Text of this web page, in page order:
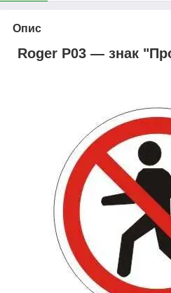
Опис
Roger Р03 — знак